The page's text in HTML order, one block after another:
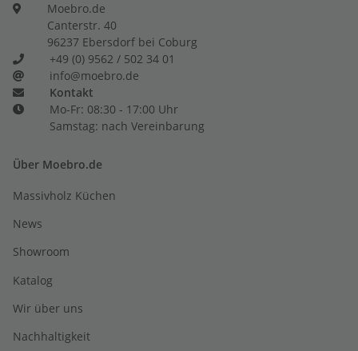
Moebro.de
Canterstr. 40
96237 Ebersdorf bei Coburg
+49 (0) 9562 / 502 34 01
info@moebro.de
Kontakt
Mo-Fr: 08:30 - 17:00 Uhr
Samstag: nach Vereinbarung
Über Moebro.de
Massivholz Küchen
News
Showroom
Katalog
Wir über uns
Nachhaltigkeit